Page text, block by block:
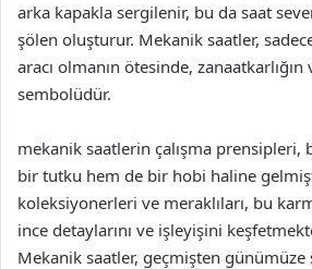
arka kapakla sergilenir, bu da saat
şölen oluşturur. Mekanik saatler,
aracı olmanın ötesinde,
sembolüdür.
mekanik saatlerin çalışma prensipleri,
bir tutku hem de bir hobi haline
koleksiyonerleri ve meraklıları, bu
ince detaylarını ve işleyişini
Mekanik saatler, geçmişten